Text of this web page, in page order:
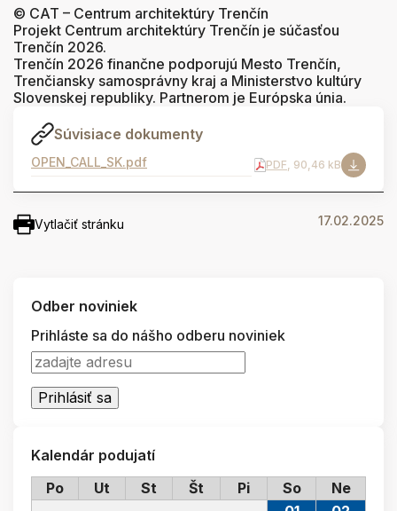
© CAT – Centrum architektúry Trenčín
Projekt Centrum architektúry Trenčín je súčasťou
Trenčín 2026.
Trenčín 2026 finančne podporujú Mesto Trenčín,
Trenčiansky samosprávny kraj a Ministerstvo kultúry
Slovenskej republiky. Partnerom je Európska únia.
Súvisiace dokumenty
OPEN_CALL_SK.pdf PDF, 90,46 kB
Vytlačiť stránku 17.02.2025
Odber noviniek
Prihláste sa do nášho odberu noviniek
Kalendár podujatí
Po
Ut St Št Pi So Ne